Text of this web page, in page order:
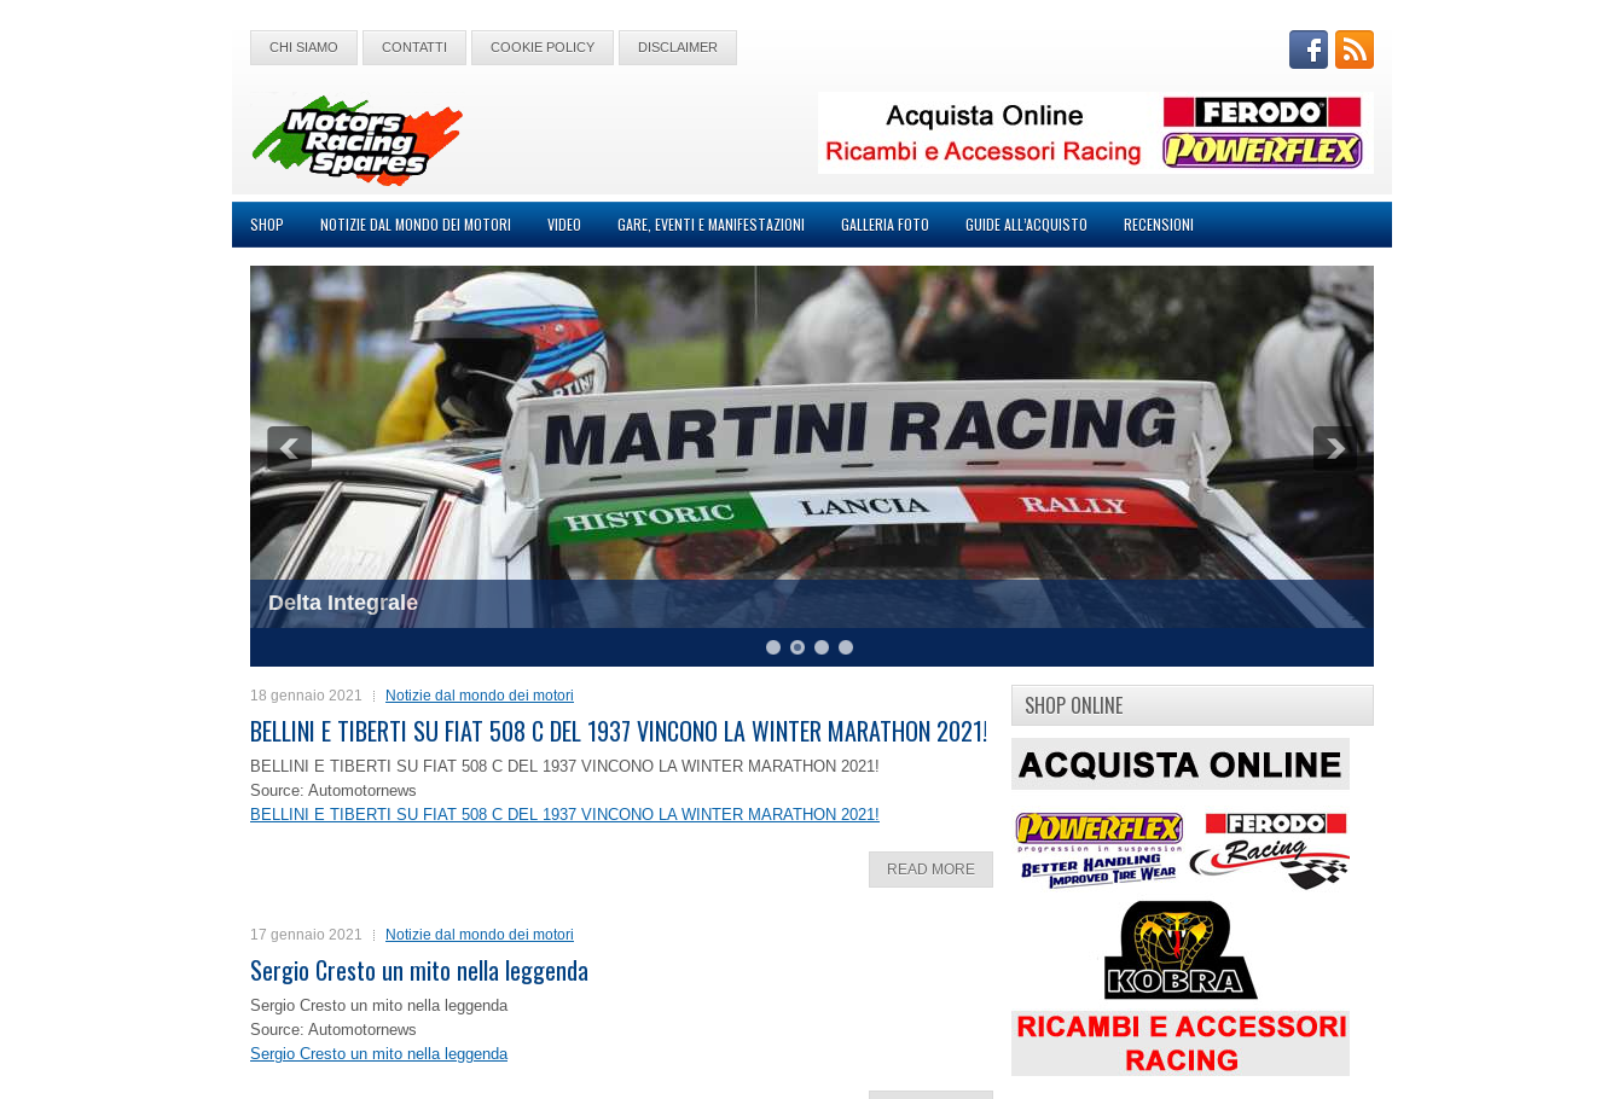
CHI SIAMO CONTATTI COOKIE POLICY DISCLAIMER
SHOP NOTIZIE DAL MONDO DEI MOTORI VIDEO GARE, EVENTI E MANIFESTAZIONI GALLERIA FOTO GUIDE ALL’ACQUISTO RECENSIONI
Delta Integrale
18 gennaio 2021 Notizie dal mondo dei motori
BELLINI E TIBERTI SU FIAT 508 C DEL 1937 VINCONO LA WINTER MARATHON 2021!
BELLINI E TIBERTI SU FIAT 508 C DEL 1937 VINCONO LA WINTER MARATHON 2021!
Source: Automotornews
BELLINI E TIBERTI SU FIAT 508 C DEL 1937 VINCONO LA WINTER MARATHON 2021!
READ MORE
17 gennaio 2021 Notizie dal mondo dei motori
Sergio Cresto un mito nella leggenda
Sergio Cresto un mito nella leggenda
Source: Automotornews
Sergio Cresto un mito nella leggenda
SHOP ONLINE